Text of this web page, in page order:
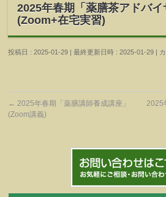
2025年春期「薬膳茶アドバイ
(Zoom+在宅実習)
投稿日 : 2025-01-29 最終更新日時 : 2025-01-29
← 2025年春期「薬膳講師養成講座」
(Zoom講義)
2025